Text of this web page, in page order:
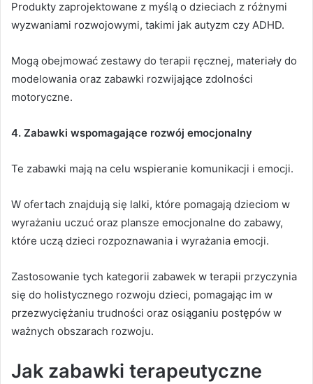
Produkty zaprojektowane z myślą o dzieciach z różnymi
wyzwaniami rozwojowymi, takimi jak autyzm czy ADHD.
Mogą obejmować zestawy do terapii ręcznej, materiały do
modelowania oraz zabawki rozwijające zdolności
motoryczne.
4. Zabawki wspomagające rozwój emocjonalny
Te zabawki mają na celu wspieranie komunikacji i emocji.
W ofertach znajdują się lalki, które pomagają dzieciom w
wyrażaniu uczuć oraz plansze emocjonalne do zabawy,
które uczą dzieci rozpoznawania i wyrażania emocji.
Zastosowanie tych kategorii zabawek w terapii przyczynia
się do holistycznego rozwoju dzieci, pomagając im w
przezwyciężaniu trudności oraz osiąganiu postępów w
ważnych obszarach rozwoju.
Jak zabawki terapeutyczne